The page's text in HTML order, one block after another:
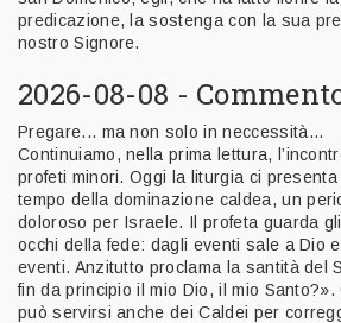
predicazione, la sostenga con la sua
nostro Signore.
2026-08-08 -
Pregare... ma non solo in neccessità...
Continuiamo, nella prima lettura,
profeti minori. Oggi la liturgia ci presenta
tempo della dominazione caldea, un
doloroso per Israele. Il profeta guarda
occhi della fede: dagli eventi sale a Dio
eventi. Anzitutto proclama la santità del
fin da principio il mio Dio, il mio Santo?».
può servirsi anche dei Caldei per